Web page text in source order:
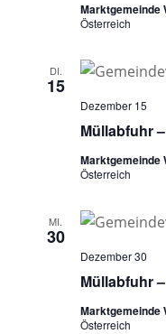
Marktgemeinde
Österreich
DI.
15
Müllabfuhr
Dezember 15
Marktgemeinde
Österreich
MI.
30
Müllabfuhr
Dezember 30
Marktgemeinde
Österreich